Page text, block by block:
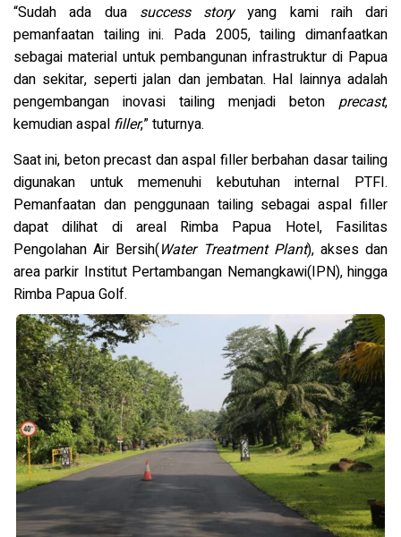
“Sudah ada dua success storyyang kami raih dari
pemanfaatan tailing ini. Pada 2005, tailing dimanfaatkan
sebagai material untuk pembangunan infrastruktur di Papua
dan sekitar, seperti jalan dan jembatan. Hal lainnya adalah
pengembangan inovasi tailing menjadi beton precast,
kemudian aspal filler,” tuturnya.
Saat ini, beton precast dan aspal filler berbahan dasar tailing
digunakan untuk memenuhi kebutuhan internal PTFI.
Pemanfaatan dan penggunaan tailing sebagai aspal filler
dapat dilihat di areal Rimba Papua Hotel, Fasilitas
Pengolahan Air Bersih(Water Treatment Plant), akses dan
area parkir Institut Pertambangan Nemangkawi(IPN), hingga
Rimba Papua Golf.